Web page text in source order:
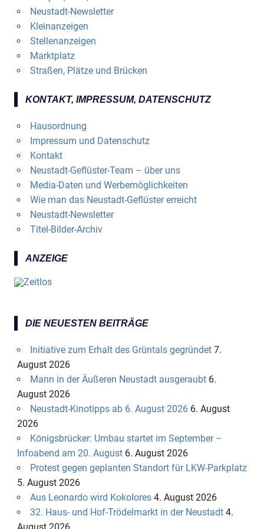
Neustadt-Newsletter
Kleinanzeigen
Stellenanzeigen
Marktplatz
Straßen, Plätze und Brücken
KONTAKT, IMPRESSUM, DATENSCHUTZ
Hausordnung
Impressum und Datenschutz
Kontakt
Neustadt-Geflüster-Team – über uns
Media-Daten und Werbemöglichkeiten
Wie man das Neustadt-Geflüster erreicht
Neustadt-Newsletter
Titel-Bilder-Archiv
ANZEIGE
DIE NEUESTEN BEITRÄGE
Initiative zum Erhalt des Grüntals gegründet 7.
August 2026
Mann in der Äußeren Neustadt ausgeraubt 6.
August 2026
Neustadt-Kinotipps ab 6. August 2026 6. August
2026
Königsbrücker: Umbau startet im September –
Infoabend am 20. August 6. August 2026
Protest gegen geplanten Standort für LKW-Parkplatz
5. August 2026
Aus Leonardo wird Kokolores 4. August 2026
32. Haus- und Hof-Trödelmarkt in der Neustadt 4.